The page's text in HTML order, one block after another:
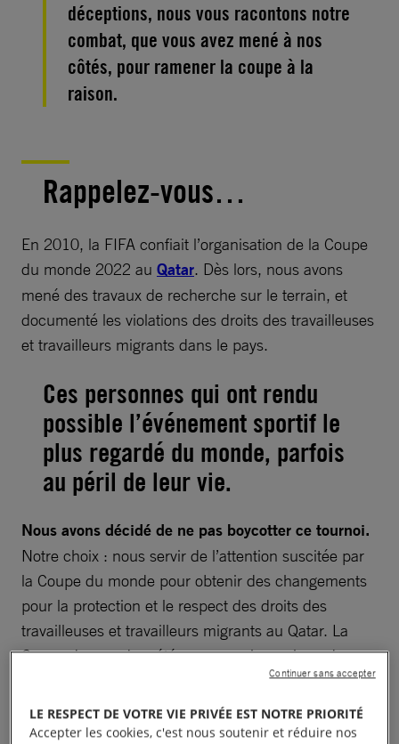
déceptions, nous vous racontons notre
combat, que vous avez mené à nos
côtés, pour ramener la coupe à la
raison.
Rappelez-vous…
En 2010, la FIFA confiait l’organisation de la Coupe
du monde 2022 au Qatar. Dès lors, nous avons
mené des travaux de recherche sur le terrain, et
documenté les violations des droits des travailleuses
et travailleurs migrants dans le pays.
Ces personnes qui ont rendu
possible l’événement sportif le
plus regardé du monde, parfois
au péril de leur vie.
Nous avons décidé de ne pas boycotter ce tournoi.
Notre choix : nous servir de l’attention suscitée par
la Coupe du monde pour obtenir des changements
pour la protection et le respect des droits des
travailleuses et travailleurs migrants au Qatar. La
Coupe du monde a été une occasion unique de
mettre les projecteurs sur leurs conditions de travail
et de vie indignes.
LE RESPECT DE VOTRE VIE PRIVÉE EST NOTRE PRIORITÉ
Accepter les cookies, c'est nous soutenir et réduire nos
Continuer sans accepter